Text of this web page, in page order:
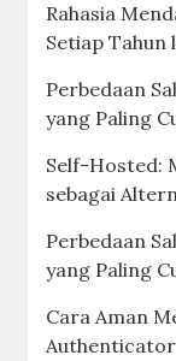
Rahasia
Setiap
Perbedaan
yang Paling
Self-Hosted:
sebagai
Perbedaan
yang Paling
Cara Aman
Authenticator